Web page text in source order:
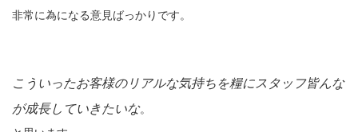
非常に為になる意見ばっかりです。
こういったお客様のリアルな気持ちを糧にスタッフ皆んな
が成長していきたいな。